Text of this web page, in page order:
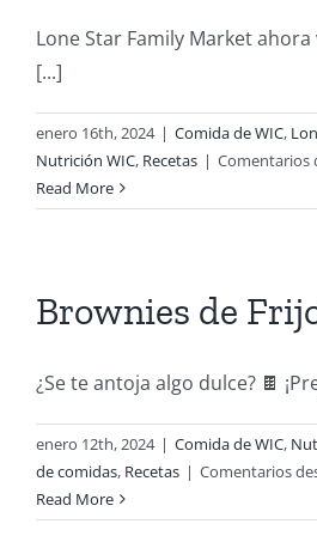
Lone Star Family Market
[...]
enero 16th, 2024 | Comida de WIC,
Nutrición WIC, Recetas | Comentarios
Read More
Brownies de
¿Se te antoja algo dulce? 🍫
enero 12th, 2024 | Comida de WIC,
de comidas, Recetas | Comentarios
Read More